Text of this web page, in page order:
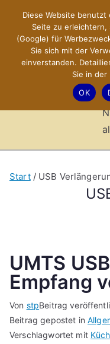
springen
Start USB
UMTS
Empfang
Von stpBeitrag
Beitrag gepostet in
Verschlagwortet mit
Diese Website
Seite zu
(Google) für
Sie sich mit der
einverstanden.
Sie in der
OK